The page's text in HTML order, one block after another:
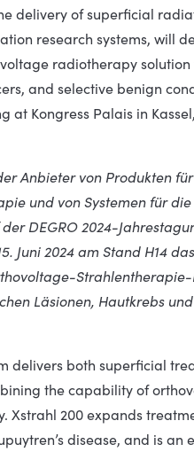
delivery of superficial
research systems, will
radiotherapy
and selective benign
at Kongress Palais in
Anbieter von Produkten
und von Systemen für
DEGRO 2024-
Juni 2024 am Stand H14
Läsionen, Hautkrebs
delivers both superficial
the capability of
Xstrahl 200 expands
disease, and is